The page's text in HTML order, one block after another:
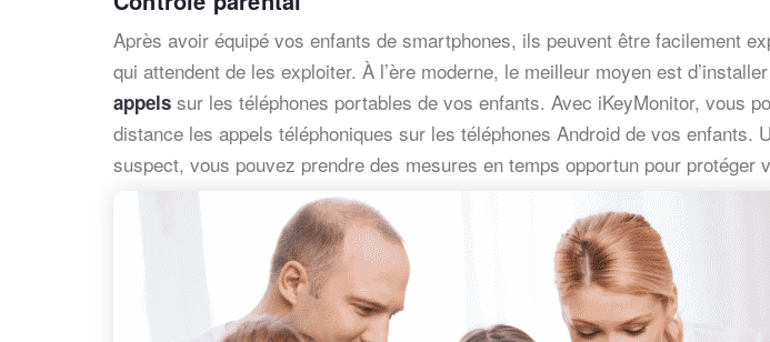
Après avoir équipé vos enfants de smartphones, ils peuvent être facilement
qui attendent de les exploiter. À l’ère moderne, le meilleur moyen est
appels sur les téléphones portables de vos enfants. Avec iKeyMonitor, vous
distance les appels téléphoniques sur les téléphones Android de vos enfants.
suspect, vous pouvez prendre des mesures en temps opportun pour protéger